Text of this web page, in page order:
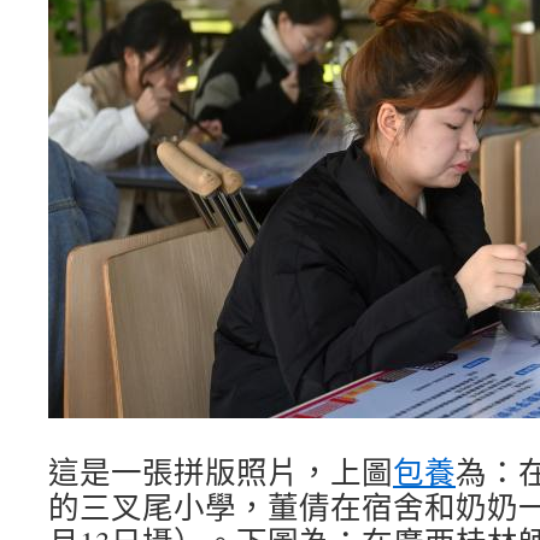
這是一張拼版照片，上圖包養為：
的三叉尾小學，董倩在宿舍和奶奶